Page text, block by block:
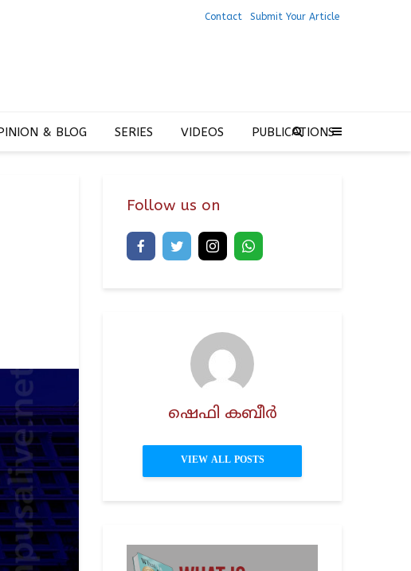
Contact Submit Your Article
& BLOG SERIES VIDEOS PUBLICATIONS
Follow us on
ഷെഫി കബീർ
VIEW ALL POSTS